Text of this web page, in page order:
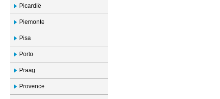
Picardië
Piemonte
Pisa
Porto
Praag
Provence